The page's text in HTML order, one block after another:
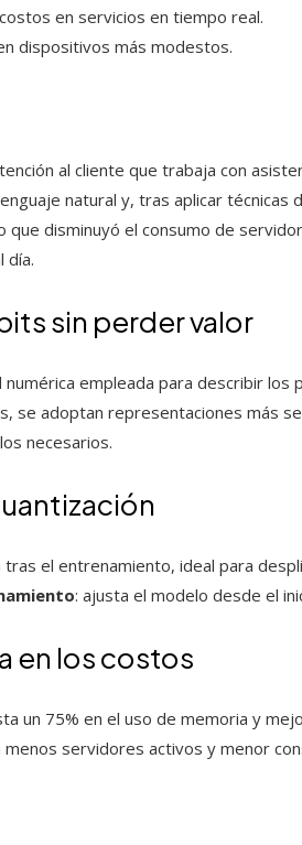
en servicios en tiempo real.
dispositivos más modestos.
al cliente que trabaja con
natural y, tras aplicar técnicas
que disminuyó el consumo de
día.
sin perder valor
empleada para describir los
se adoptan representaciones más
necesarios.
tras el entrenamiento, ideal para
: ajusta el modelo desde el
en los costos
un 75% en el uso de memoria y
servidores activos y menor